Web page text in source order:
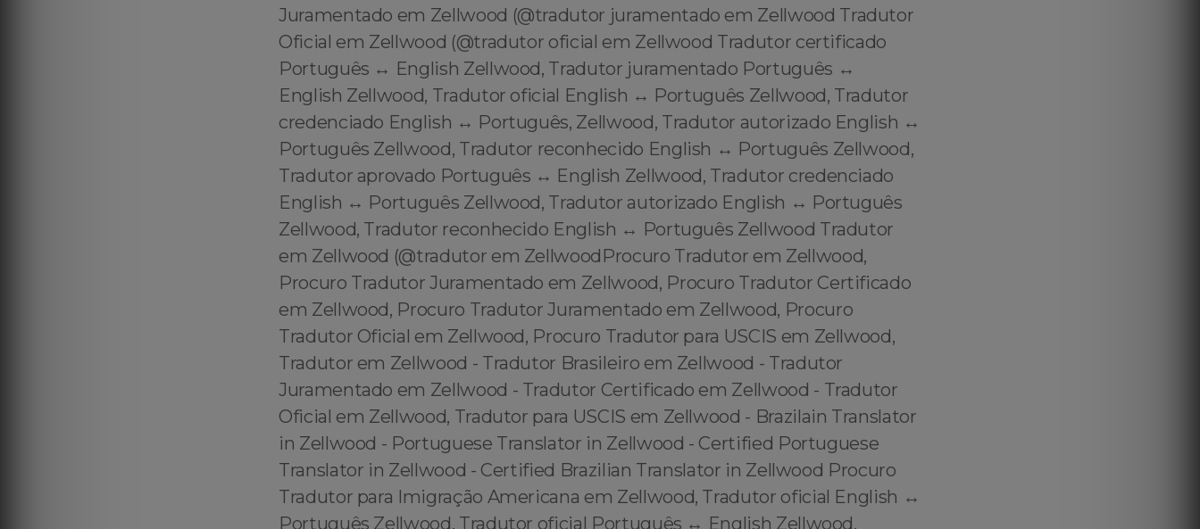
Juramentado em Zellwood (@tradutor juramentado em Zellwood Tradutor
Oficial em Zellwood (@tradutor oficial em Zellwood Tradutor certificado
Português ↔️ English Zellwood, Tradutor juramentado Português ↔️
English Zellwood, Tradutor oficial English ↔️ Português Zellwood, Tradutor
credenciado English ↔️ Português, Zellwood, Tradutor autorizado English ↔️
Português Zellwood, Tradutor reconhecido English ↔️ Português Zellwood,
Tradutor aprovado Português ↔️ English Zellwood, Tradutor credenciado
English ↔️ Português Zellwood, Tradutor autorizado English ↔️ Português
Zellwood, Tradutor reconhecido English ↔️ Português Zellwood Tradutor
em Zellwood (@tradutor em ZellwoodProcuro Tradutor em Zellwood,
Procuro Tradutor Juramentado em Zellwood, Procuro Tradutor Certificado
em Zellwood, Procuro Tradutor Juramentado em Zellwood, Procuro
Tradutor Oficial em Zellwood, Procuro Tradutor para USCIS em Zellwood,
Tradutor em Zellwood - Tradutor Brasileiro em Zellwood - Tradutor
Juramentado em Zellwood - Tradutor Certificado em Zellwood - Tradutor
Oficial em Zellwood, Tradutor para USCIS em Zellwood - Brazilain Translator
in Zellwood - Portuguese Translator in Zellwood - Certified Portuguese
Translator in Zellwood - Certified Brazilian Translator in Zellwood Procuro
Tradutor para Imigração Americana em Zellwood, Tradutor oficial English ↔️
Português Zellwood, Tradutor oficial Português ↔️ English Zellwood,